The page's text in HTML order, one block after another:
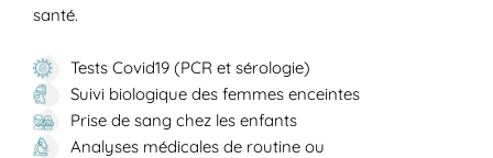
santé.
Tests Covid19 (PCR et sérologie)
Suivi biologique des femmes enceintes
Prise de sang chez les enfants
Analyses médicales de routine ou